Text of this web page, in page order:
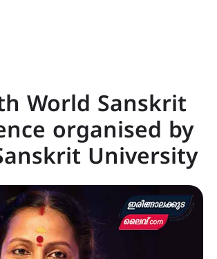
World Sanskrit
organised by
University